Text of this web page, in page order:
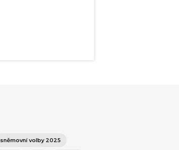
sněmovní volby 2025